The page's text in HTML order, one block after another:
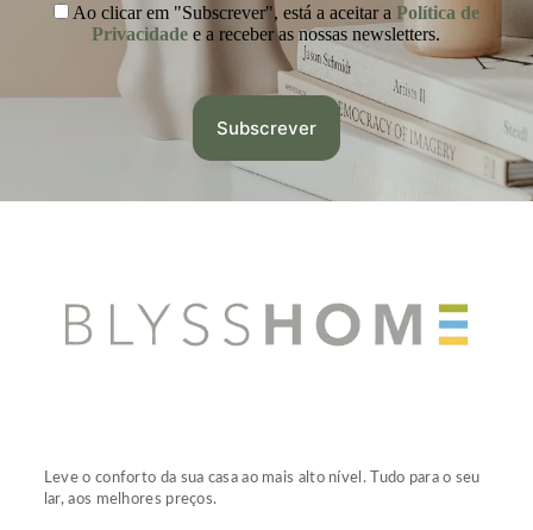
Ao clicar em "Subscrever", está a aceitar a Política de
Privacidade e a receber as nossas newsletters.
Leve o conforto da sua casa ao mais alto nível. Tudo para o seu
lar, aos melhores preços.